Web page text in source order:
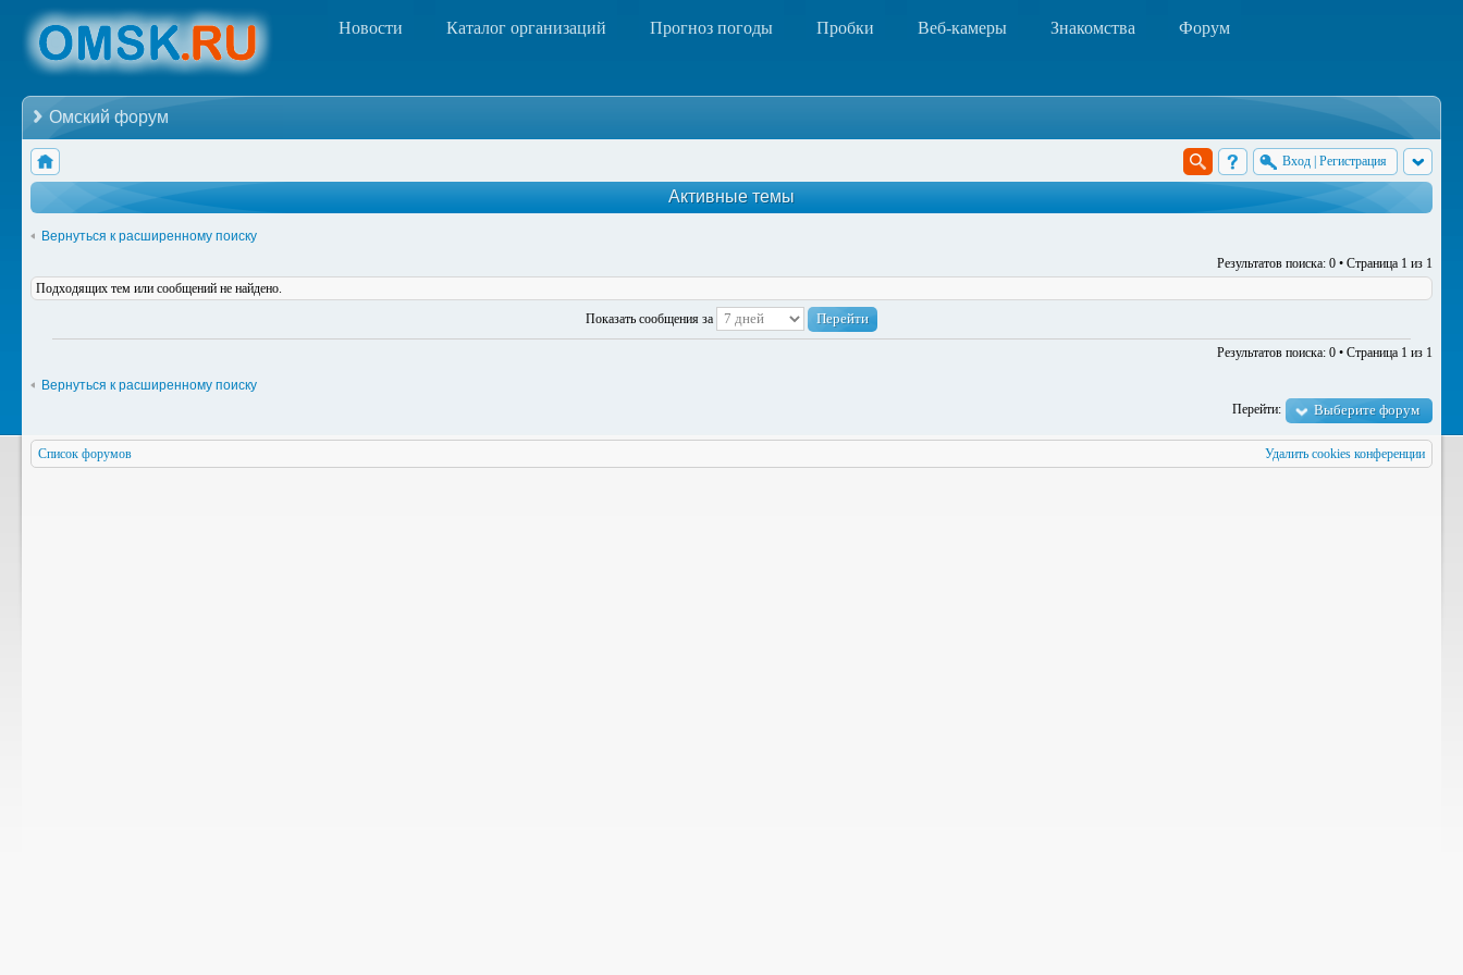
Новости Каталог организаций Прогноз погоды Пробки Веб-камеры Знакомства Форум
Омский форум
Вход Регистрация
Активные темы
Вернуться к расширенному поиску
Результатов поиска: 0 • Страница 1 из 1
Подходящих тем или сообщений не найдено.
Показать сообщения за
Результатов поиска: 0 • Страница 1 из 1
Вернуться к расширенному поиску
Перейти:
Выберите форум
Список форумов Удалить cookies конференции